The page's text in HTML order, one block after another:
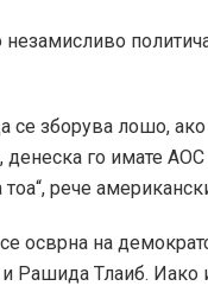
зборува лошо,
го имате
рече
се осврна на
Рашида Тлаиб. Иако